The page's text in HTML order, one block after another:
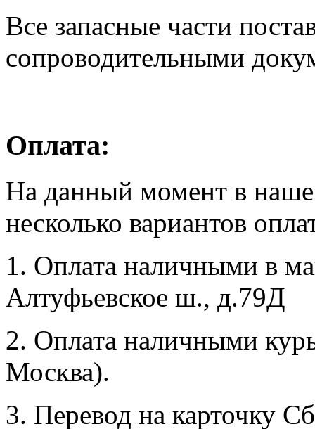
Все запасные части
сопроводительными
Оплата:
На данный момент в
несколько вариантов
1. Оплата наличными в
Алтуфьевское ш., д.79Д
2. Оплата наличными
Москва).
3. Перевод на карточку